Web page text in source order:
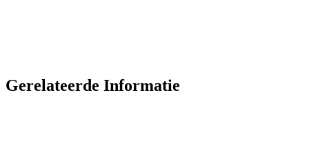
Gerelateerde Informatie